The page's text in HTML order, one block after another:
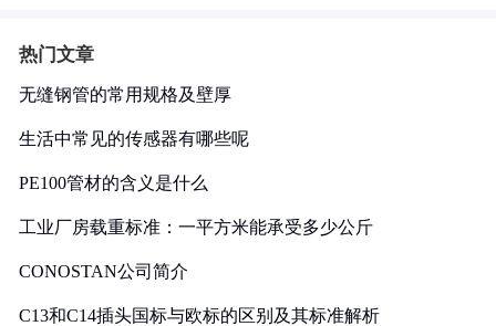
热门文章
无缝钢管的常用规格及壁厚
生活中常见的传感器有哪些呢
PE100管材的含义是什么
工业厂房载重标准：一平方米能承受多少公斤
CONOSTAN公司简介
C13和C14插头国标与欧标的区别及其标准解析